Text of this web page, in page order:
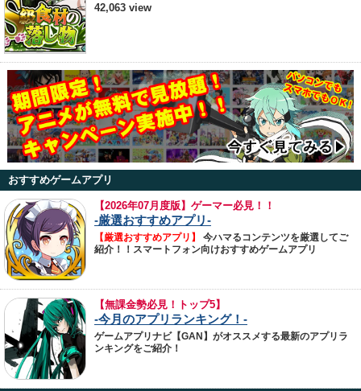
42,063 view
おすすめゲームアプリ
【2026年07月度版】ゲーマー必見！！
-厳選おすすめアプリ-
【厳選おすすめアプリ】
今ハマるコンテンツを厳選してご
紹介！！スマートフォン向けおすすめゲームアプリ
【無課金勢必見！トップ5】
-今月のアプリランキング！-
ゲームアプリナビ【GAN】がオススメする最新のアプリラ
ンキングをご紹介！